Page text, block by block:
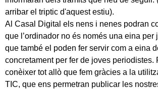
arribar el triptic d'aquest estiu).
Al Casal Digital els nens i nenes podran
que l’ordinador no és només una eina per
que també el poden fer servir com a eina
concretament per fer de joves periodistes.
conèixer tot allò que fem gràcies a la
TIC, que ens permetran publicar les